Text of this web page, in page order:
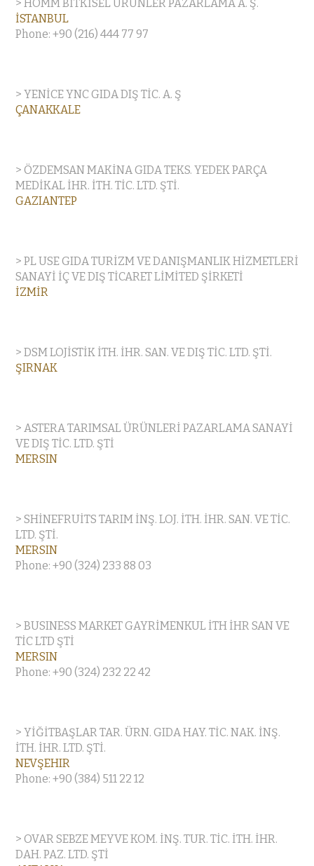
> HOMM BİTKİSEL ÜRÜNLER PAZARLAMA A. Ş.
İSTANBUL
Phone: +90 (216) 444 77 97
> YENİCE YNC GIDA DIŞ TİC. A. Ş
ÇANAKKALE
> ÖZDEMSAN MAKİNA GIDA TEKS. YEDEK PARÇA
MEDİKAL İHR. İTH. TİC. LTD. ŞTİ.
GAZIANTEP
> PL USE GIDA TURİZM VE DANIŞMANLIK HİZMETLERİ
SANAYİ İÇ VE DIŞ TİCARET LİMİTED ŞİRKETİ
İZMİR
> DSM LOJİSTİK İTH. İHR. SAN. VE DIŞ TİC. LTD. ŞTİ.
ŞIRNAK
> ASTERA TARIMSAL ÜRÜNLERİ PAZARLAMA SANAYİ
VE DIŞ TİC. LTD. ŞTİ
MERSIN
> SHİNEFRUİTS TARIM İNŞ. LOJ. İTH. İHR. SAN. VE TİC.
LTD. ŞTİ.
MERSIN
Phone: +90 (324) 233 88 03
> BUSINESS MARKET GAYRİMENKUL İTH İHR SAN VE
TİC LTD ŞTİ
MERSIN
Phone: +90 (324) 232 22 42
> YİĞİTBAŞLAR TAR. ÜRN. GIDA HAY. TİC. NAK. İNŞ.
İTH. İHR. LTD. ŞTİ.
NEVŞEHIR
Phone: +90 (384) 511 22 12
> OVAR SEBZE MEYVE KOM. İNŞ. TUR. TİC. İTH. İHR.
DAH. PAZ. LTD. ŞTİ